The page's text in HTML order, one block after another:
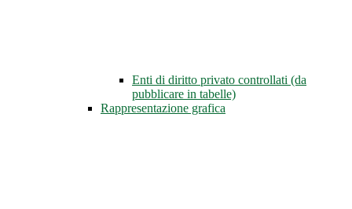
Enti di diritto privato controllati (da
pubblicare in tabelle)
Rappresentazione grafica